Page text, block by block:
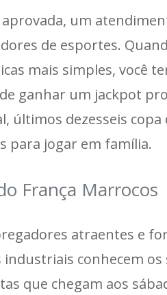
um
de esportes.
mais simples, você
ganhar um jackpot
últimos dezesseis
para jogar em família.
França Marrocos
atraentes e
conhecem
que chegam aos